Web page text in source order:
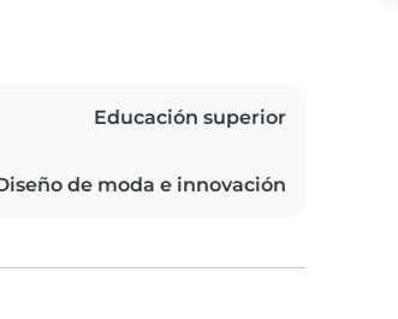
Educación superior
de moda e innovación